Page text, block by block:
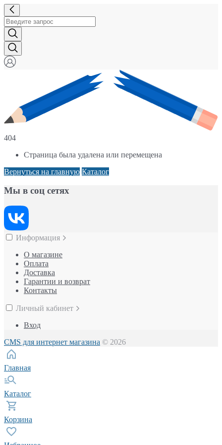
404
Страница была удалена или перемещена
Вернуться на главную Каталог
Мы в соц сетях
Информация
О магазине
Оплата
Доставка
Гарантии и возврат
Контакты
Личный кабинет
Вход
CMS для интернет магазина © 2026
Главная
Каталог
Корзина